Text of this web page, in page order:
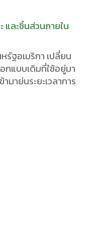
และชิ้นส่วนภายใน
รัฐอเมริกา เปลี่ยน
กแบบเดิมที่ใช้อยู่มา
มาย่นระยะเวลาการ